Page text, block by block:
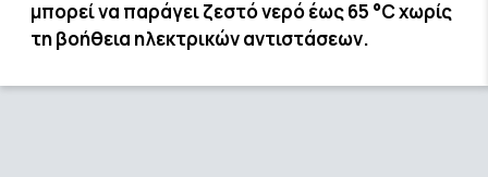
μπορεί να παράγει ζεστό νερό έως 65 °C χωρίς
τη βοήθεια ηλεκτρικών αντιστάσεων.